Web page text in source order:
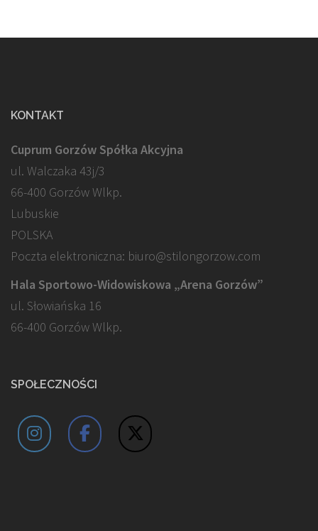
KONTAKT
Cuprum Gorzów Spółka Akcyjna
ul. Walczaka 43j/3
66-400 Gorzów Wlkp.
Lubuskie
POLSKA
Poczta elektroniczna: biuro@stilongorzow.com
Hala Sportowo-Widowiskowa „Arena Gorzów”
ul. Słowiańska 16
66-400 Gorzów Wlkp.
SPOŁECZNOŚCI